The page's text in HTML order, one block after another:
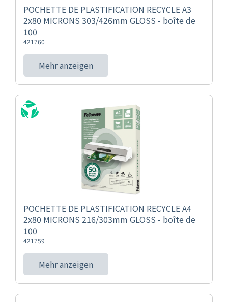
POCHETTE DE PLASTIFICATION RECYCLE A3
2x80 MICRONS 303/426mm GLOSS - boîte de
100
421760
Mehr anzeigen
POCHETTE DE PLASTIFICATION RECYCLE A4
2x80 MICRONS 216/303mm GLOSS - boîte de
100
421759
Mehr anzeigen